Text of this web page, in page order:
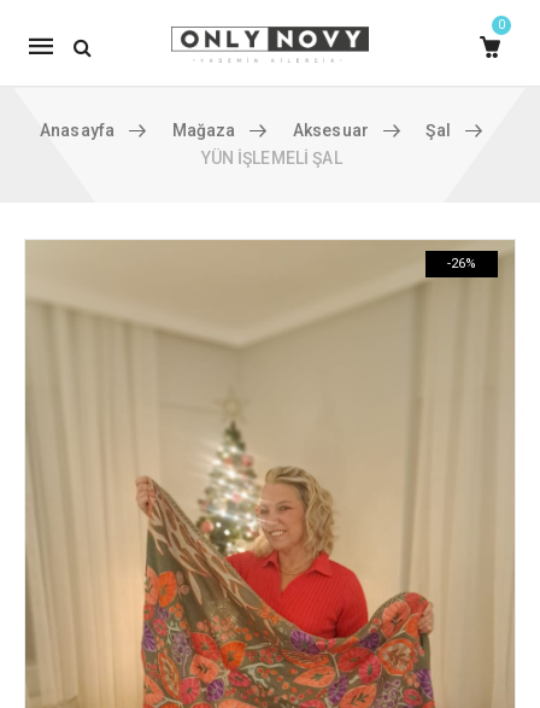
Mobile
navigation
0
Anasayfa Mağaza Aksesuar
Şal
YÜN İŞLEMELİ ŞAL
-26%